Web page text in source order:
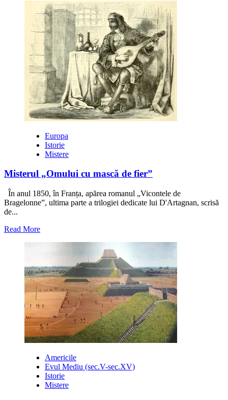
about
De
ce
a
căzut
Roma?
Europa
Istorie
Mistere
Misterul „Omului cu mască de fier”
În anul 1850, în Franța, apărea romanul „Vicontele de
Bragelonne”, ultima parte a trilogiei dedicate lui D'Artagnan, scrisă
de...
Read MoreRead
„Omului
cu
mască
de
fier”
Americile
Evul Mediu (sec.V-sec.XV)
Istorie
Mistere